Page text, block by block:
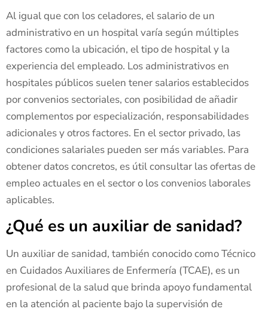
Al igual que con los celadores, el salario de un
administrativo en un hospital varía según múltiples
factores como la ubicación, el tipo de hospital y la
experiencia del empleado. Los administrativos en
hospitales públicos suelen tener salarios establecidos
por convenios sectoriales, con posibilidad de añadir
complementos por especialización, responsabilidades
adicionales y otros factores. En el sector privado, las
condiciones salariales pueden ser más variables. Para
obtener datos concretos, es útil consultar las ofertas de
empleo actuales en el sector o los convenios laborales
aplicables.
¿Qué es un auxiliar de sanidad?
Un auxiliar de sanidad, también conocido como Técnico
en Cuidados Auxiliares de Enfermería (TCAE), es un
profesional de la salud que brinda apoyo fundamental
en la atención al paciente bajo la supervisión de